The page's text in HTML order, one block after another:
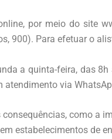
por meio do site
900). Para efetuar o
a quinta-feira, das
atendimento via
consequências, como a
estabelecimentos de